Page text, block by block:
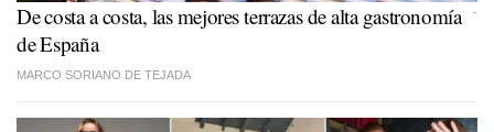
-
De costa a costa, las mejores terrazas de alta gastronomía
de España
MARCO SORIANO DE TEJADA